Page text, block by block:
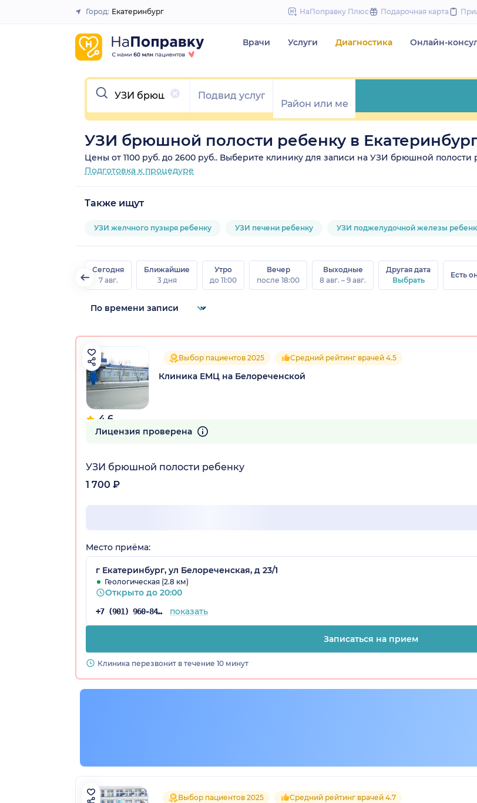
to
Закрыть
Город: Екатеринбург НаПоправку Плюс Подарочная карта
Врачи Услуги Диагностика Онлайн-
Очистить
УЗИ брюшной полости ребенку в
Цены от 1100 руб. до 2600 руб.. Выберите клинику для записи на УЗИ брюшной полости
Подготовка к процедуре
Также ищут
УЗИ желчного пузыря ребенку УЗИ печени ребенку УЗИ поджелудочной железы
Сегодня
7 авг.
Ближайшие
3 дня
Утро
до 11:00
Вечер
после 18:00
Выходные
8 авг. – 9 авг.
Другая дата
Выбрать
Есть
4.6
79 отзывов
Выбор пациентов 2025 Средний рейтинг врачей 4.5
Клиника ЕМЦ на Белореченской
Лицензия проверена
УЗИ брюшной полости ребенку
1 700 ₽
Место приёма:
г Екатеринбург, ул Белореченская, д 23/1
Геологическая (2.8 км)
Открыто до 20:00
+7 (901) 960-84-27 показать
Записаться на прием
Клиника перезвонит в течение 10 минут
Выбор пациентов 2025 Средний рейтинг врачей 4.7